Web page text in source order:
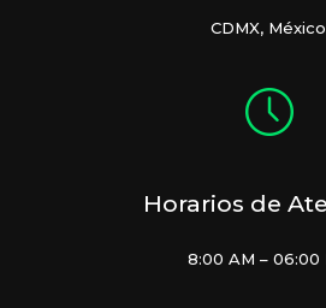
CDMX,
Horarios de
8:00 AM – 06:00